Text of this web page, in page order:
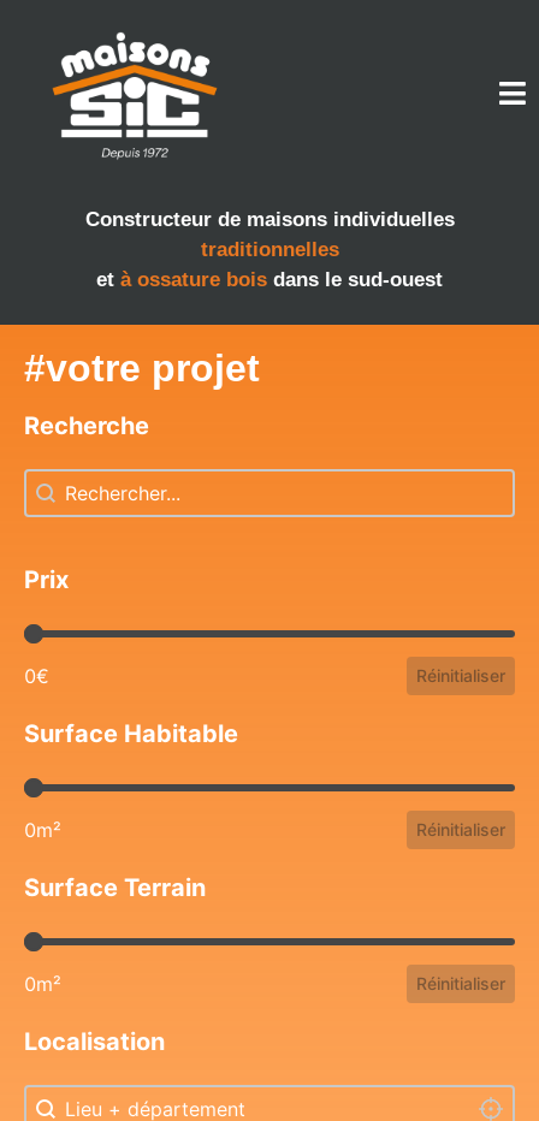
Constructeur de maisons individuelles
traditionnelles
et à ossature bois dans le sud-ouest
#votre projet
Recherche
Recherche
Recherche
Prix
Prix
0€ Réinitialiser
Surface Habitable
Surface Habitable
0m² Réinitialiser
Surface Terrain
Surface Terrain
0m² Réinitialiser
Localisation
Localisation
Localisation